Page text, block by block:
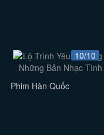
10/10
Phim Hàn Quốc